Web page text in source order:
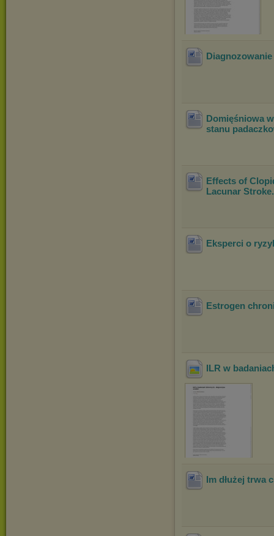
Domięśniowa
stanu
Effects of
Lacunar Stroke
Eksperci o
Estrogen
ILR w
Im dłużej trwa